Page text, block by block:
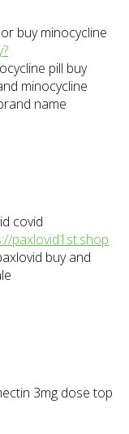
buy minocycline
pill buy
minocycline
name
covid
paxlovid1st.shop
buy and
3mg dose top